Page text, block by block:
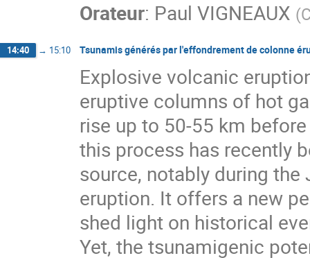
Orateur: Paul VIGNEAUX (
14:40 → 15:10 Tsunamis générés par l'effondrement de colonne
Explosive volcanic
eruptive columns of hot
rise up to 50-55 km
this process has recently
source, notably during the
eruption. It offers a new
shed light on historical
Yet, the tsunamigenic